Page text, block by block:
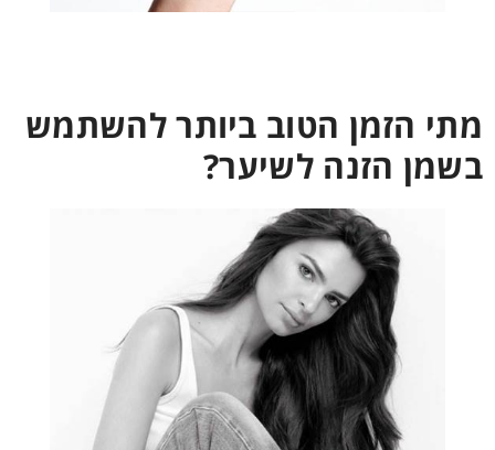
מתי הזמן הטוב ביותר להשתמש
בשמן הזנה לשיער?